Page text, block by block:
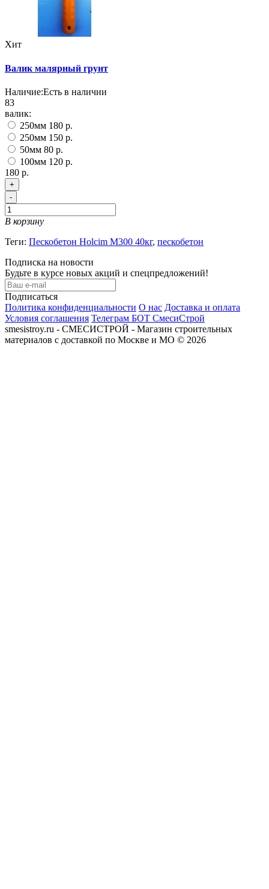
Хит
Валик малярный грунт
Наличие:Есть в наличии
83
валик:
250мм 180 р.
250мм 150 р.
50мм 80 р.
100мм 120 р.
180 р.
+
-
В корзину
Теги: Пескобетон Holcim М300 40кг, пескобетон
Подписка на новости
Будьте в курсе новых акций и спецпредложений!
Подписаться
Политика конфиденциальности О нас Доставка и оплата
Условия соглашения Телеграм БОТ СмесиСтрой
smesistroy.ru - СМЕСИСТРОЙ - Магазин строительных
материалов с доставкой по Москве и МО © 2026